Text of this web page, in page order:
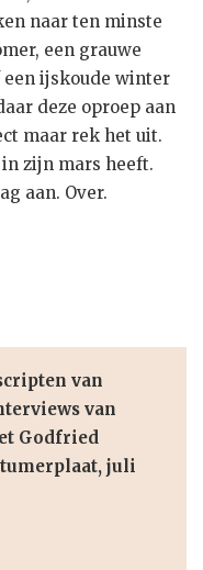
naar ten minste
een grauwe
ijskoude winter
deze oproep aan
maar rek het uit.
zijn mars heeft.
aan. Over.
van
van
Godfried
juli